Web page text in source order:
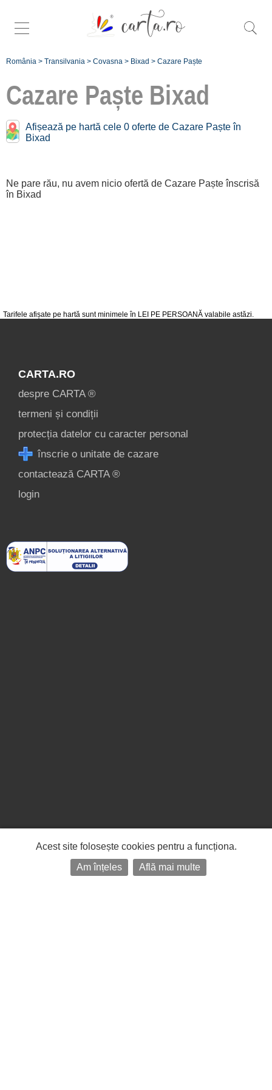
România > Transilvania > Covasna > Bixad > Cazare Paște
Cazare Paște Bixad
Afișează pe hartă cele 0 oferte de Cazare Paște în
Bixad
Tarifele afișate pe hartă sunt minimele în LEI PE PERSOANĂ valabile astăzi.
Ne pare rău, nu avem nicio ofertă de Cazare Paște înscrisă
în Bixad
cazare
login
CARTA.RO
despre CARTA ®
termeni și condiții
protecția datelor cu caracter personal
înscrie o unitate de cazare
contactează CARTA ®
login
Acest site folosește cookies pentru a funcționa.
Am înțeles
Află mai multe